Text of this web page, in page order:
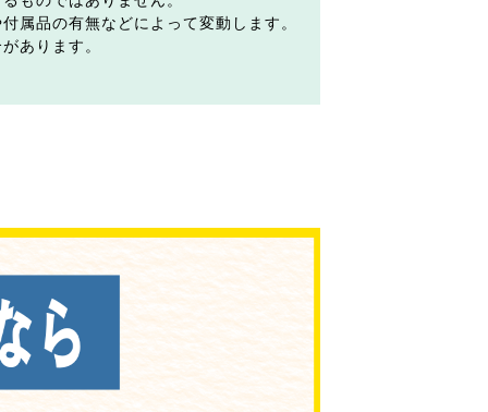
属品の有無などによって変動します。
あります。